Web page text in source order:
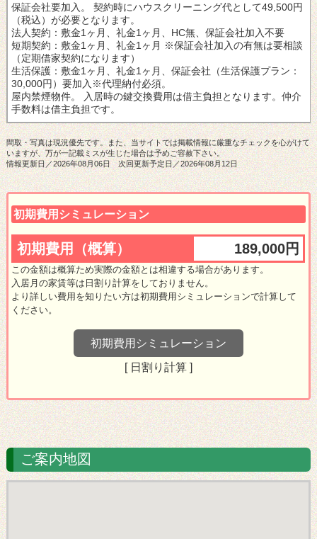
保証会社要加入。 契約時にハウスクリーニング代として49,500円
（税込）が必要となります。
法人契約：敷金1ヶ月、礼金1ヶ月、HC無、保証会社加入不要
短期契約：敷金1ヶ月、礼金1ヶ月 ※保証会社加入の有無は要相談
（定期借家契約になります）
生活保護：敷金1ヶ月、礼金1ヶ月、保証会社（生活保護プラン：
30,000円）要加入※代理納付必須。
屋内禁煙物件。
入居時の鍵交換費用は借主負担となります。 仲介
手数料は借主負担です。
間取・写真は現況優先です。また、当サイトでは掲載情報に厳重なチェックを心がけて
いますが、万が一記載ミスが生じた場合は予めご容赦下さい。
情報更新日／2026年08月06日 次回更新予定日／2026年08月12日
ご案内地図